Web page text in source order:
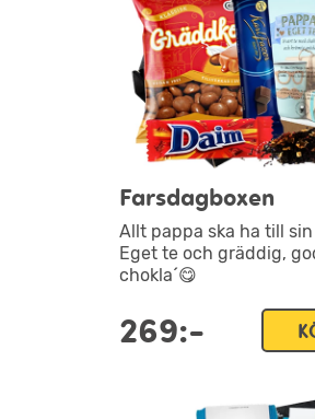
Farsdagboxen
Allt pappa ska ha till sin
Eget te och gräddig,
chokla´😋
269:-